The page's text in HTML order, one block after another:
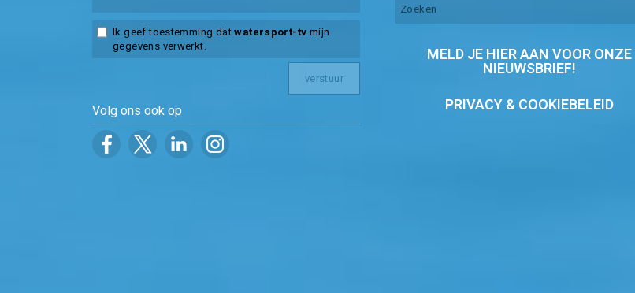
Ik geef toestemming datwatersport-tv mijn
gegevens verwerkt.
Volg ons ook op
MELD JE HIER AAN VOOR ONZE
NIEUWSBRIEF!
PRIVACY & COOKIEBELEID